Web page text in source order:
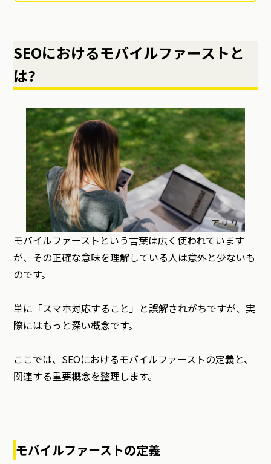
SEOにおけるモバイルファーストと
は?
モバイルファーストという言葉は広く使われています
が、その正確な意味を理解している人は意外と少ないも
のです。
単に「スマホ対応すること」と誤解されがちですが、実
際にはもっと深い概念です。
ここでは、SEOにおけるモバイルファーストの定義と、
関連する重要概念を整理します。
モバイルファーストの定義